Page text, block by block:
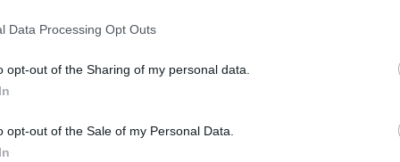
Data Processing Opt Outs
opt-out of the Sharing of my personal data.
opt-out of the Sale of my Personal Data.